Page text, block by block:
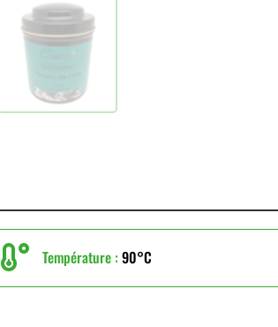
 Température : 90°C